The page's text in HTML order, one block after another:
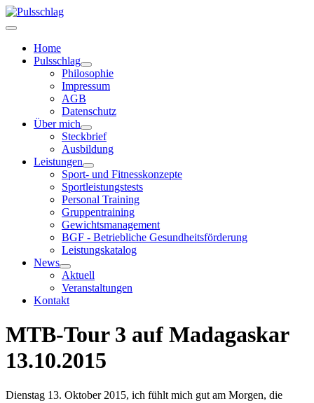
Home
Pulsschlag
Philosophie
Impressum
AGB
Datenschutz
Über mich
Steckbrief
Ausbildung
Leistungen
Sport- und Fitnesskonzepte
Sportleistungstests
Personal Training
Gruppentraining
Gewichtsmanagement
BGF - Betriebliche Gesundheitsförderung
Leistungskatalog
News
Aktuell
Veranstaltungen
Kontakt
MTB-Tour 3 auf Madagaskar
13.10.2015
Dienstag 13. Oktober 2015, ich fühlt mich gut am Morgen, die